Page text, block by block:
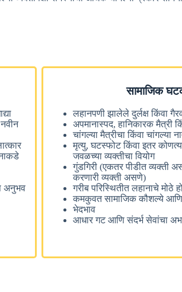
अनुभव
सामाजिक
लहानपणी झालेले दुर्लक्ष किंवा
अपमानास्पद, हानिकारक मैत्री
चांगल्या मैत्रीचा किंवा चांगल्या
मृत्यु, घटस्फोट किंवा इतर
जवळच्या व्यक्तीचा वियोग
गुंडगिरी (एकतर पीडीत व्यक्ती
करणारी व्यक्ती असणे)
गरीब परिस्थितीत लहानाचे मोठे
कमकुवत सामाजिक कौशल्ये
भेदभाव
आधार गट आणि संदर्भ सेवांचा